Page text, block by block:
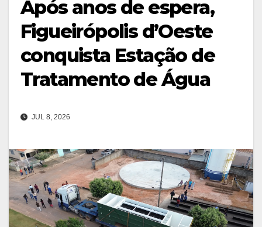
Após anos de espera,
Figueirópolis d’Oeste
conquista Estação de
Tratamento de Água
JUL 8, 2026